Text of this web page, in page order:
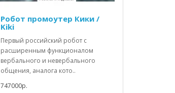
Робот промоутер Кики /
Kiki
Первый российский робот с
расширенным функционалом
вербального и невербального
общения, аналога кото..
747000р.